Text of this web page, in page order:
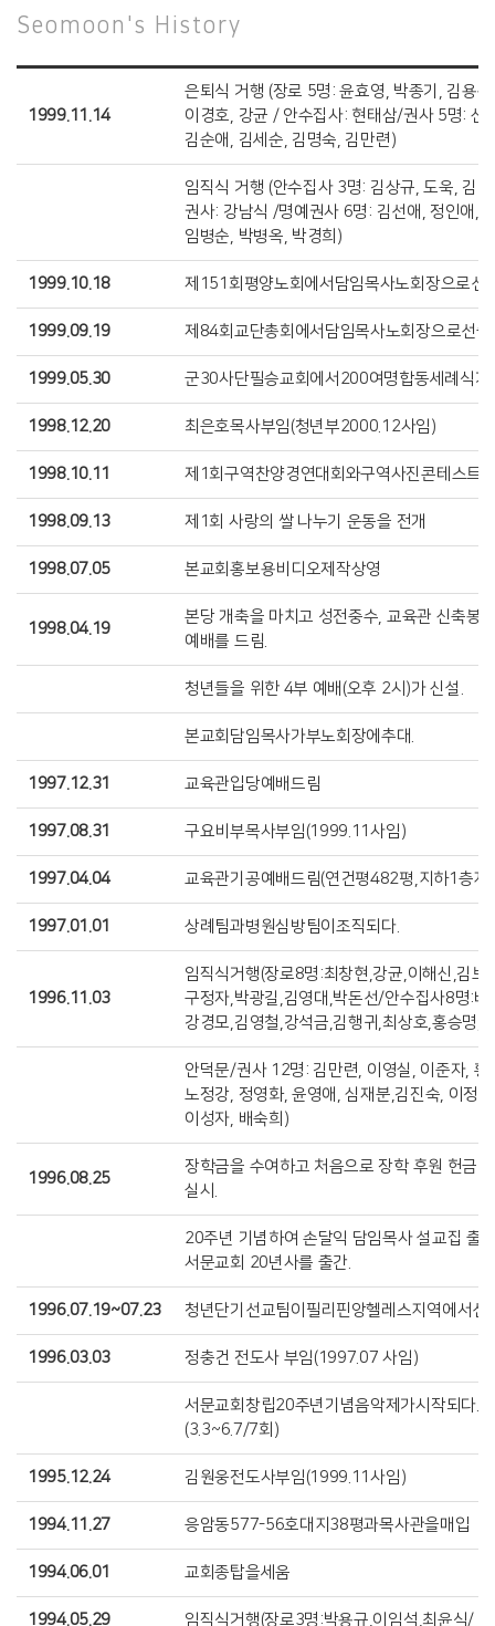
Seomoon's History
1999.11.14
은퇴식 거행 (장로 5명: 윤효영, 박종기, 김용
이경호, 강균 / 안수집사: 현태삼/권사 5명: 신
김순애, 김세순, 김명숙, 김만련)
임직식 거행 (안수집사 3명: 김상규, 도욱, 김
권사: 강남식 /명예권사 6명: 김선애, 정인애,
임병순, 박병옥, 박경희)
1999.10.18 제151회평양노회에서담임목사노회장으로선
1999.09.19 제84회교단총회에서담임목사노회장으로선출
1999.05.30 군30사단필승교회에서200여명합동세례식거
1998.12.20 최은호목사부임(청년부2000.12사임)
1998.10.11 제1회구역찬양경연대회와구역사진콘테스트
1998.09.13 제1회 사랑의 쌀 나누기 운동을 전개
1998.07.05 본교회홍보용비디오제작상영
1998.04.19
본당 개축을 마치고 성전중수, 교육관 신축봉
예배를 드림.
청년들을 위한 4부 예배(오후 2시)가 신설.
본교회담임목사가부노회장에추대.
1997.12.31 교육관입당예배드림
1997.08.31 구요비부목사부임(1999.11사임)
1997.04.04 교육관기공예배드림(연건평482평,지하1층지
1997.01.01 상례팀과병원심방팀이조직되다.
1996.11.03
임직식거행(장로8명:최창현,강균,이해신,김보
구정자,박광길,김영대,박돈선/안수집사8명:배
강경모,김영철,강석금,김행귀,최상호,홍승명,
안덕문/권사 12명: 김만련, 이영실, 이준자, 황
노정강, 정영화, 윤영애, 심재분,김진숙, 이정
이성자, 배숙희)
1996.08.25
장학금을 수여하고 처음으로 장학 후원 헌금
실시.
20주년 기념하여 손달익 담임목사 설교집 출
서문교회 20년사를 출간.
1996.07.19~07.23 청년단기선교팀이필리핀앙헬레스지역에서선
1996.03.03 정충건 전도사 부임(1997.07 사임)
서문교회창립20주년기념음악제가시작되다.
(3.3~6.7/7회)
1995.12.24 김원웅전도사부임(1999.11사임)
1994.11.27 응암동577-56호대지38평과목사관을매입
1994.06.01 교회종탑을세움
1994.05.29 임직식거행(장로3명:박용규,이임석,최윤식/